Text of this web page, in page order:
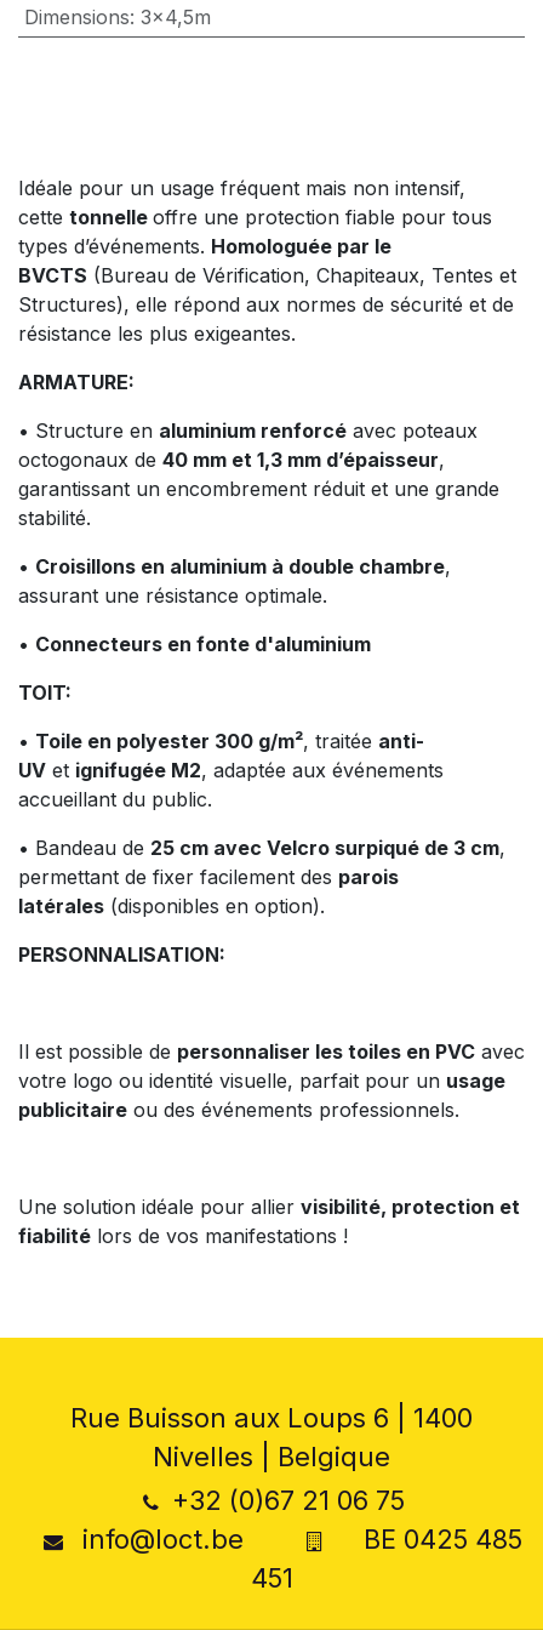
Dimensions: 3x4,5m
Idéale pour un usage fréquent mais non intensif,
cette tonnelle offre une protection fiable pour tous
types d’événements. Homologuée par le
BVCTS (Bureau de Vérification, Chapiteaux, Tentes et
Structures), elle répond aux normes de sécurité et de
résistance les plus exigeantes.
ARMATURE:
• Structure en aluminium renforcé avec poteaux
octogonaux de 40 mm et 1,3 mm d’épaisseur,
garantissant un encombrement réduit et une grande
stabilité.
• Croisillons en aluminium à double chambre,
assurant une résistance optimale.
• Connecteurs en fonte d'aluminium
TOIT:
• Toile en polyester 300 g/m², traitée anti-
UV et ignifugée M2, adaptée aux événements
accueillant du public.
• Bandeau de 25 cm avec Velcro surpiqué de 3 cm,
permettant de fixer facilement des parois
latérales (disponibles en option).
PERSONNALISATION:
Il est possible de personnaliser les toiles en PVC avec
votre logo ou identité visuelle, parfait pour un usage
publicitaire ou des événements professionnels.
Une solution idéale pour allier visibilité, protection et
fiabilité lors de vos manifestations !
Rue Buisson aux Loups 6 | 1400
Nivelles | Belgique
+32 (0)67 21 06 75
info@loct.be
BE 0425 485
451